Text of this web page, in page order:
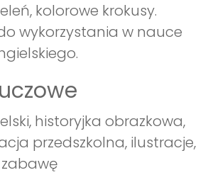
kolorowe krokusy.
wykorzystania w nauce
historyjka obrazkowa,
przedszkolna, ilustracje,